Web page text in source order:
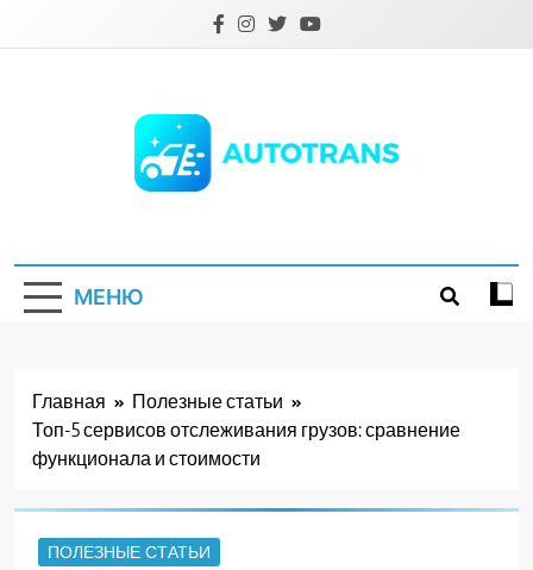
МЕНЮ
Главная
Полезные статьи
Топ-5 сервисов отслеживания грузов: сравнение
функционала и стоимости
ПОЛЕЗНЫЕ СТАТЬИ